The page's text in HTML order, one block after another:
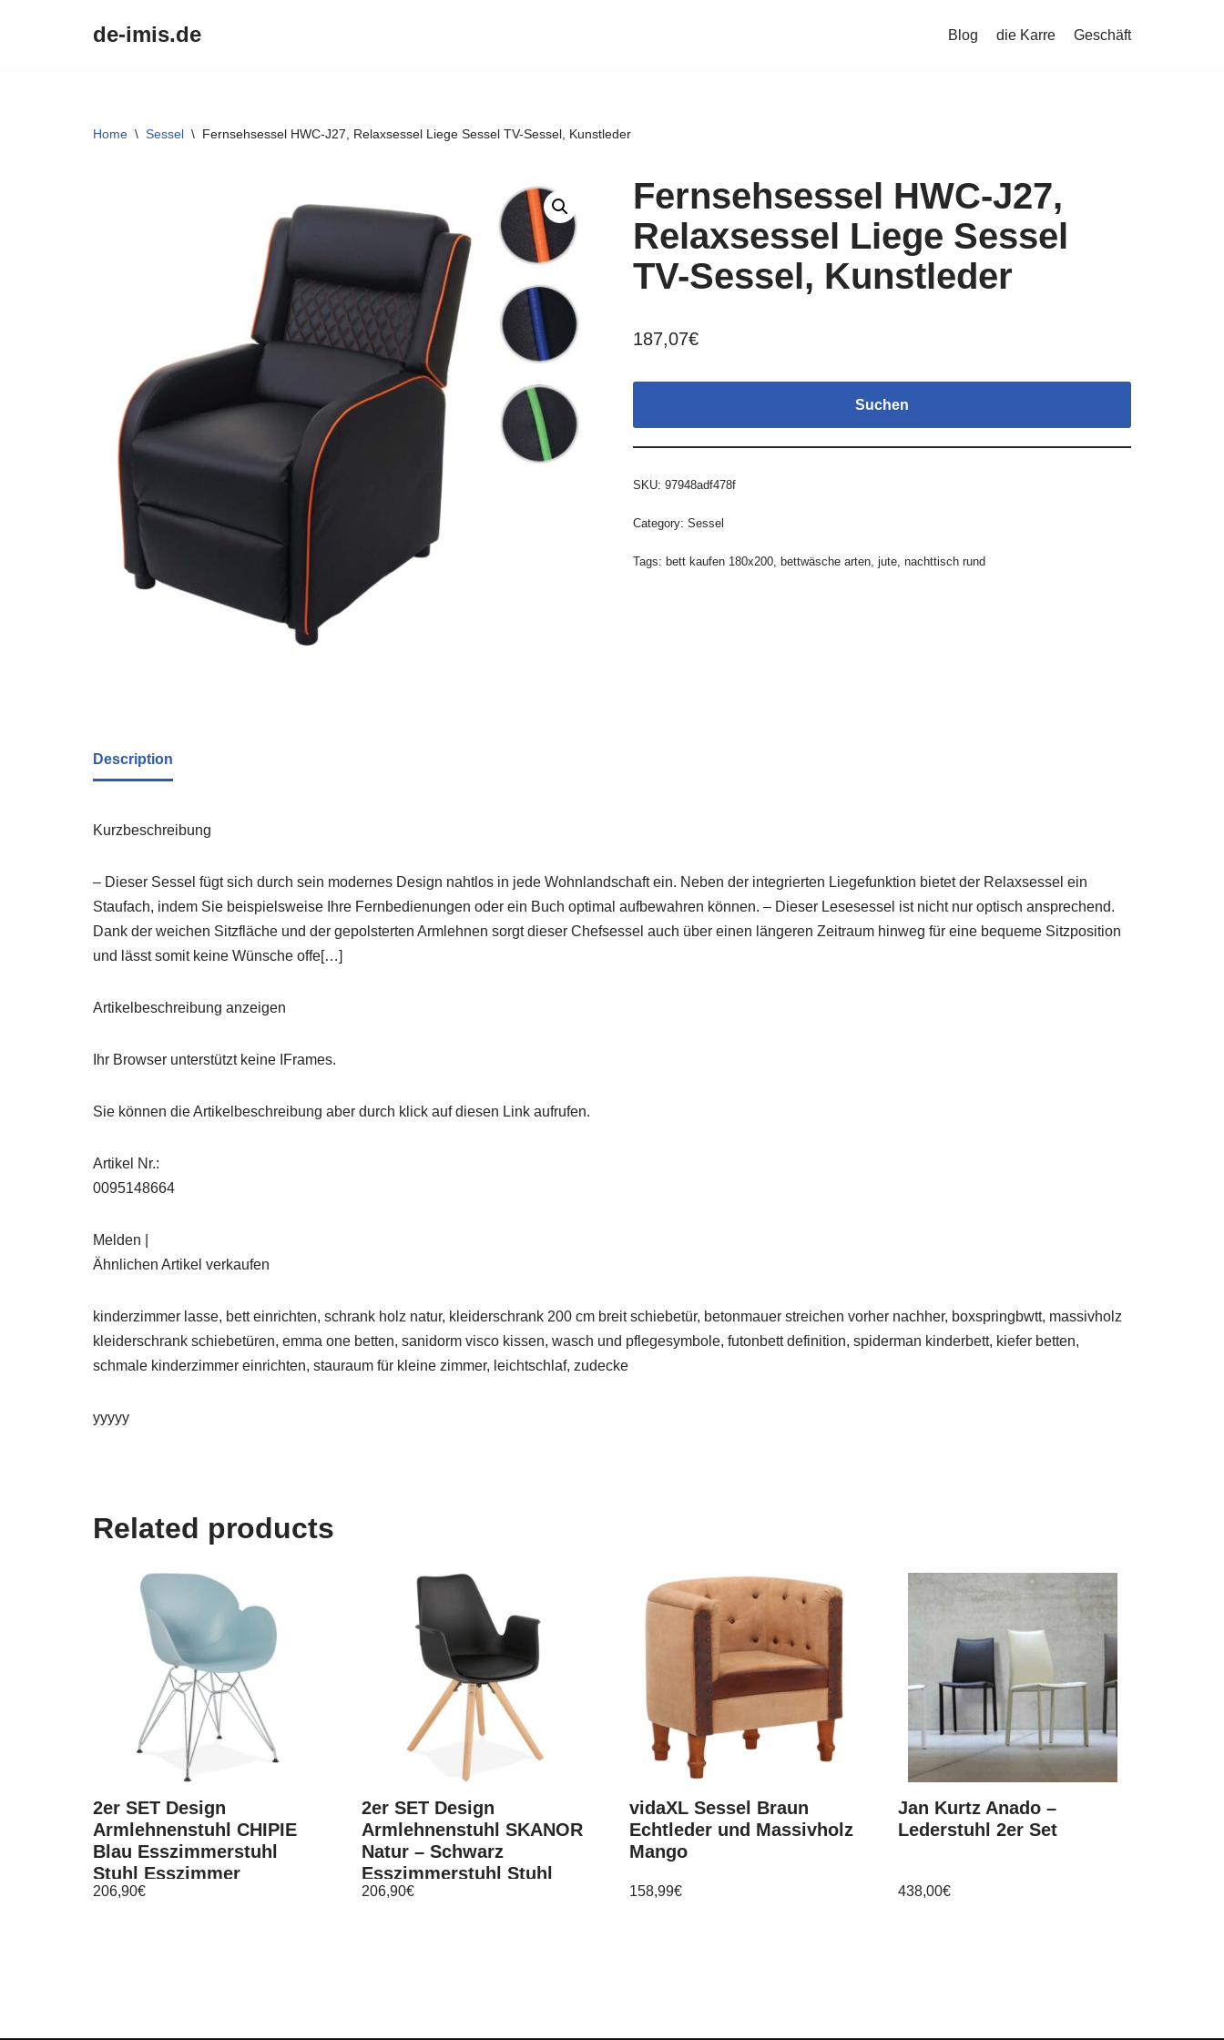
de-imis.de Blog die Karre Geschäft
Home \ Sessel \ Fernsehsessel HWC-J27, Relaxsessel Liege Sessel TV-Sessel, Kunstleder
Fernsehsessel HWC-J27,
Relaxsessel Liege Sessel
TV-Sessel, Kunstleder
187,07€
Suchen
SKU: 97948adf478f
Category: Sessel
Tags: bett kaufen 180x200, bettwäsche arten, jute, nachttisch rund
Description
Kurzbeschreibung
– Dieser Sessel fügt sich durch sein modernes Design nahtlos in jede Wohnlandschaft ein. Neben der integrierten Liegefunktion bietet der Relaxsessel ein
Staufach, indem Sie beispielsweise Ihre Fernbedienungen oder ein Buch optimal aufbewahren können. – Dieser Lesesessel ist nicht nur optisch ansprechend.
Dank der weichen Sitzfläche und der gepolsterten Armlehnen sorgt dieser Chefsessel auch über einen längeren Zeitraum hinweg für eine bequeme Sitzposition
und lässt somit keine Wünsche offe[…]
Artikelbeschreibung anzeigen
Ihr Browser unterstützt keine IFrames.
Sie können die Artikelbeschreibung aber durch klick auf diesen Link aufrufen.
Artikel Nr.:
0095148664
Melden |
Ähnlichen Artikel verkaufen
kinderzimmer lasse, bett einrichten, schrank holz natur, kleiderschrank 200 cm breit schiebetür, betonmauer streichen vorher nachher, boxspringbwtt, massivholz
kleiderschrank schiebetüren, emma one betten, sanidorm visco kissen, wasch und pflegesymbole, futonbett definition, spiderman kinderbett, kiefer betten,
schmale kinderzimmer einrichten, stauraum für kleine zimmer, leichtschlaf, zudecke
yyyyy
Related products
2er SET Design
Armlehnenstuhl CHIPIE
Blau Esszimmerstuhl
Stuhl Esszimmer
206,90€
2er SET Design
Armlehnenstuhl SKANOR
Natur – Schwarz
Esszimmerstuhl Stuhl
Esszimmer
206,90€
vidaXL Sessel Braun
Echtleder und Massivholz
Mango
158,99€
Jan Kurtz Anado –
Lederstuhl 2er Set
438,00€